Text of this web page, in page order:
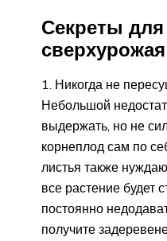
Секреты
сверхурожая
Никогда не
Небольшой
выдержать, но не
корнеплод сам по
листья также
все растение будет
постоянно
получите